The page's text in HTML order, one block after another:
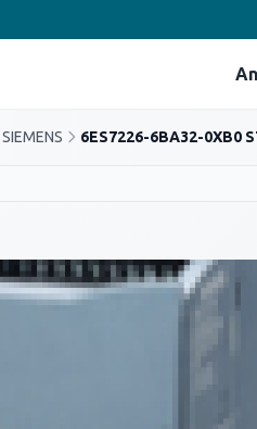
SIEMENS 6ES7226-6BA32-0XB0